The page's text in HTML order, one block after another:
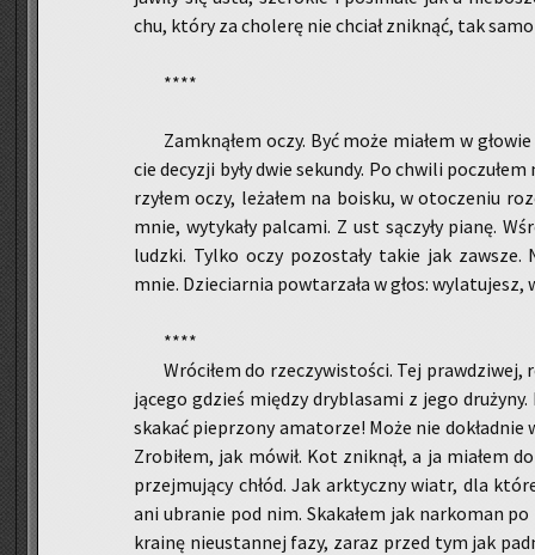
chu, który za cho­le­rę nie chciał znik­nąć, tak
****
Za­mkną­łem oczy. Być może mia­łem w
cie de­cy­zji były dwie se­kun­dy. Po chwi­li
rzy­łem oczy, le­ża­łem na bo­isku, w oto­cze­niu
mnie, wy­ty­ka­ły pal­ca­mi. Z ust są­czy­ły pianę.
ludz­ki. Tylko oczy po­zo­sta­ły takie jak
mnie. Dzie­ciar­nia po­wta­rza­ła w głos:
****
Wró­ci­łem do rze­czy­wi­sto­ści. Tej
ją­ce­go gdzieś mię­dzy dry­bla­sa­mi z jego
ska­kać pie­przo­ny ama­to­rze! Może nie do­kład­nie
Zro­bi­łem, jak mówił. Kot znik­nął, a ja mia­łem
przej­mu­ją­cy chłód. Jak ark­tycz­ny wiatr, dla
ani ubra­nie pod nim. Ska­ka­łem jak nar­ko­man
kra­inę nie­ustan­nej fazy, zaraz przed tym jak